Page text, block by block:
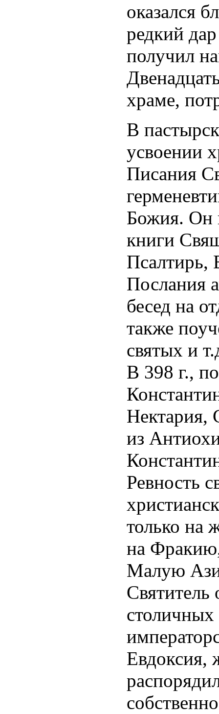
оказался
редкий
получил
храме,
В
усвоении
Писания
Божия. Он
книги
Псалтирь,
Послания
бесед на
также
святых и
В 398 г.,
Нектария,
из
Ревность
только на
на
Малую
Святитель
столичных
Евдоксия,